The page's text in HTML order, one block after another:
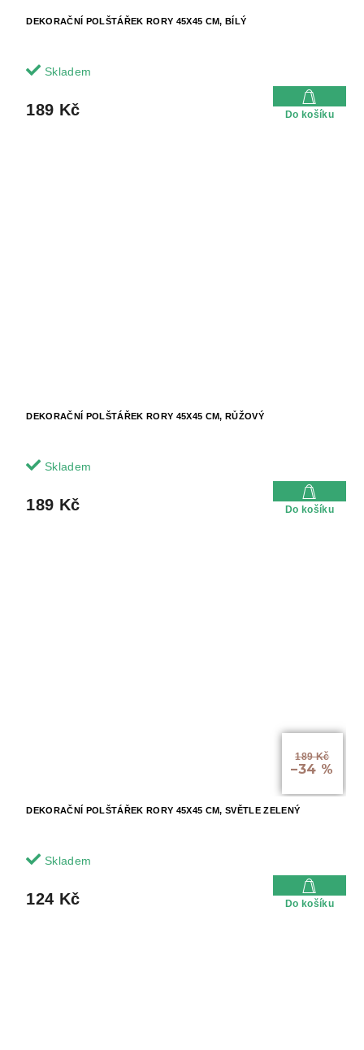
DEKORAČNÍ POLŠTÁŘEK RORY 45X45 CM, BÍLÝ
Skladem
189 Kč Do košíku
DEKORAČNÍ POLŠTÁŘEK RORY 45X45 CM, RŮŽOVÝ
Skladem
189 Kč Do košíku
189 Kč
–34 %
DEKORAČNÍ POLŠTÁŘEK RORY 45X45 CM, SVĚTLE ZELENÝ
Skladem
124 Kč Do košíku